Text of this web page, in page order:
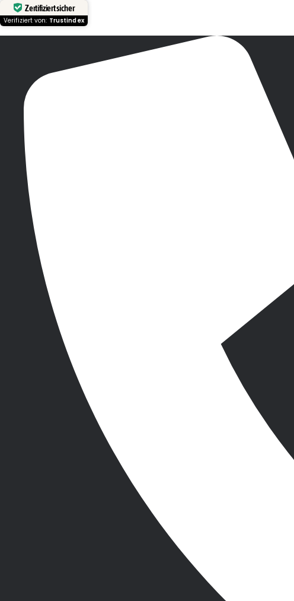
Zertifiziert sicher
Verifiziert von: Trustindex